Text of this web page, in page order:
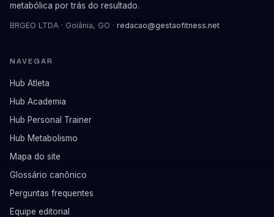
metabólica por trás do resultado.
BRGEO LTDA · Goiânia, GO · redacao@gestaofitness.net
NAVEGAR
Hub Atleta
Hub Academia
Hub Personal Trainer
Hub Metabolismo
Mapa do site
Glossário canônico
Perguntas frequentes
Equipe editorial